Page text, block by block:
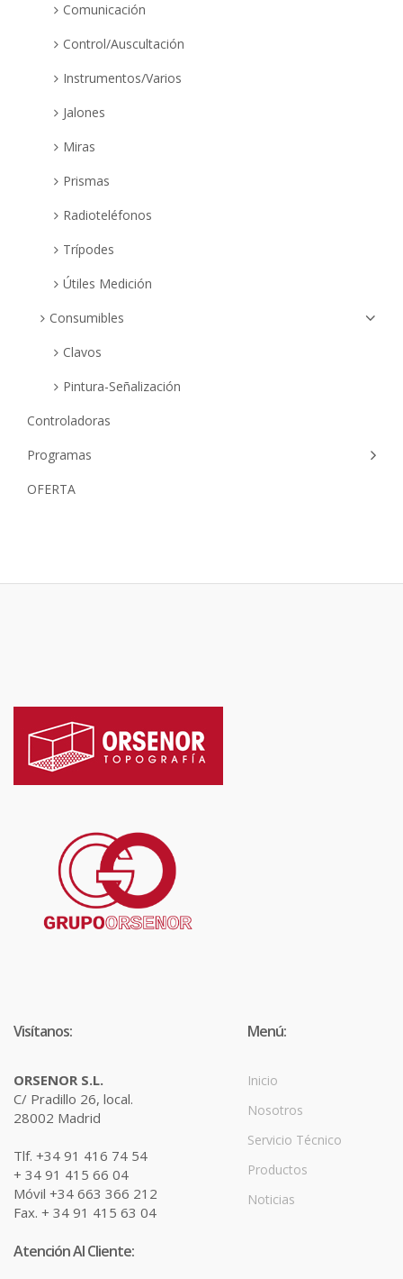
Comunicación
Control/Auscultación
Instrumentos/Varios
Jalones
Miras
Prismas
Radioteléfonos
Trípodes
Útiles Medición
Consumibles
Clavos
Pintura-Señalización
Controladoras
Programas
OFERTA
Visítanos:
ORSENOR S.L.
C/ Pradillo 26, local.
28002 Madrid
Tlf. +34 91 416 74 54
+ 34 91 415 66 04
Móvil +34 663 366 212
Fax. + 34 91 415 63 04
Menú:
Inicio
Nosotros
Servicio Técnico
Productos
Noticias
Atención Al Cliente: